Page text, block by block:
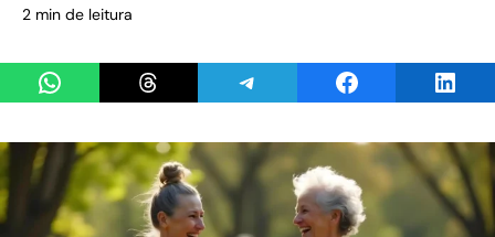
2 min de leitura
Share on WhatsAppShare on ThreadsShare on TelegramShare on Facebook